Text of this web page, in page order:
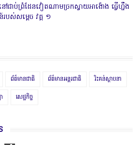
ាប់ព្រំដែនវៀតណាមច្រកស្វាយអាង៉ោង ធ្វើហ្នឹង
បស់សម្ដេច វគ្គ ១
ព័ត៌មានជាតិ ព័ត៌មានអន្តរជាតិ រិះគន់ស្ថាបនា
សេដ្ឋកិច្ច